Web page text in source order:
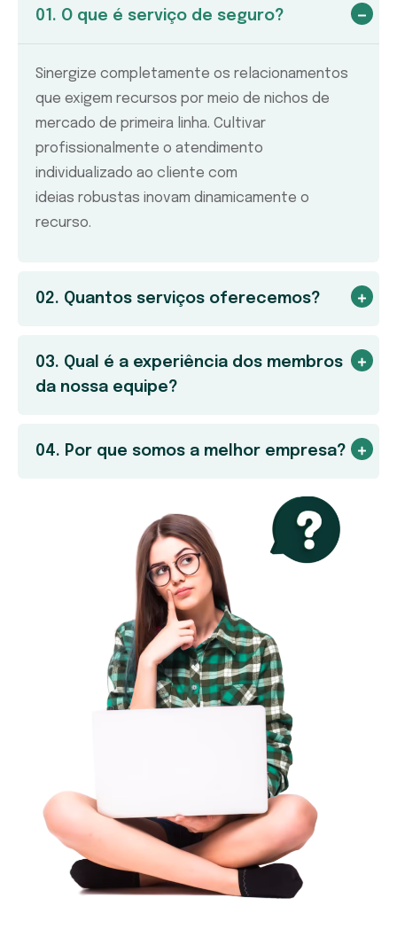
01. O que é serviço de seguro?
Sinergize completamente os relacionamentos
que exigem recursos por meio de nichos de
mercado de primeira linha. Cultivar
profissionalmente o atendimento
individualizado ao cliente com
ideias robustas inovam dinamicamente o
recurso.
02. Quantos serviços oferecemos?
03. Qual é a experiência dos membros
da nossa equipe?
04. Por que somos a melhor empresa?